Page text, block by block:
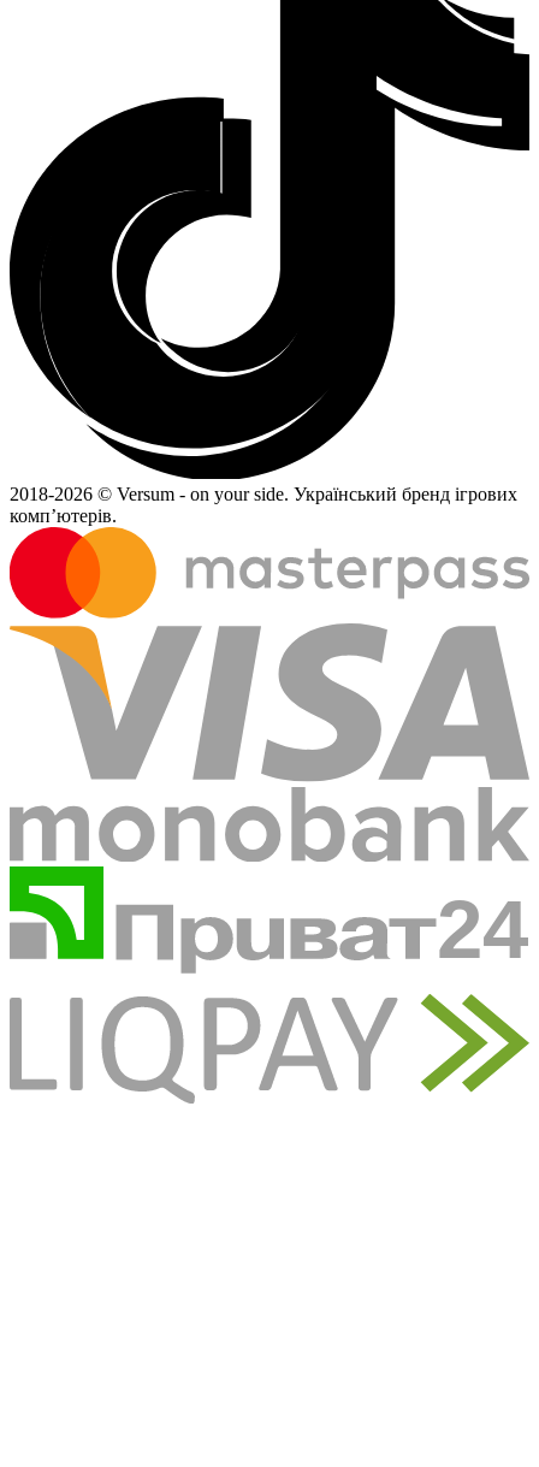
2018-2026 © Versum - on your side. Український бренд ігрових
комп’ютерів.